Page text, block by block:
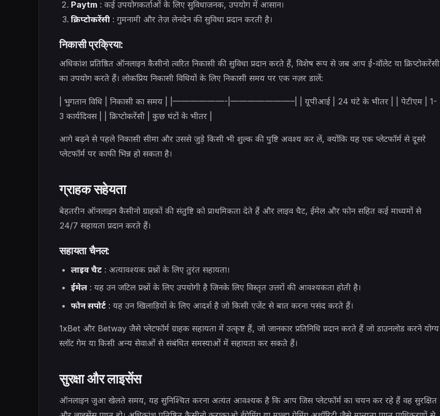
Paytm: कई उपयोगकर्ताओं के लिए सुविधाजनक, उपयोग में आसान।
क्रिप्टोकरेंसी: गुमनामी और तेज़ लेनदेन की सुविधा प्रदान करती है।
निकासी प्रक्रिया:
अधिकांश प्रतिष्ठित ऑनलाइन कैसीनो त्वरित निकासी की सुविधा प्रदान करते हैं, विशेष रूप से जब आप ई-वॉलेट या क्रिप्टोकरेंसी
का उपयोग करते हैं। लोकप्रिय निकासी विधियों के लिए निकासी समय पर एक नज़र डालें:
| भुगतान विधि | निकासी का समय | |——————-|———————–| | यूपीआई | 24 घंटे के भीतर | | पेटीएम | 1-
3 कार्यदिवस | | क्रिप्टोकरेंसी | कुछ घंटों के भीतर |
आगे बढ़ने से पहले निकासी सीमा और उससे जुड़े किसी भी शुल्क की पुष्टि अवश्य कर लें, क्योंकि यह एक प्लेटफॉर्म से दूसरे
प्लेटफॉर्म पर काफी भिन्न हो सकता है।
ग्राहक सहेयता
बेहतरीन ऑनलाइन कैसीनो ग्राहकों की संतुष्टि को प्राथमिकता देते हैं और लाइव चैट, ईमेल और फोन सहित कई माध्यमों से
24/7 सहायता प्रदान करते हैं।
सहायता चैनल:
लाइव चैट: अत्यावश्यक प्रश्नों के लिए तुरंत सहायता।
ईमेल: यह उन जटिल प्रश्नों के लिए उपयोगी है जिनके लिए विस्तृत उत्तरों की आवश्यकता होती है।
फोन सपोर्ट: यह उन खिलाड़ियों के लिए आदर्श है जो किसी एजेंट से बात करना पसंद करते हैं।
1xBet और Betway जैसे प्लेटफॉर्म ग्राहक सहायता में उत्कृष्ट हैं, जो जानकार प्रतिनिधि प्रदान करते हैं जो डाउनलोड करने योग्य
स्लॉट गेम या किसी अन्य सेवाओं से संबंधित समस्याओं में सहायता कर सकते हैं।
सुरक्षा और लाइसेंस
ऑनलाइन जुआ खेलते समय, यह सुनिश्चित करना अत्यंत आवश्यक है कि आप जिस प्लेटफॉर्म का चयन कर रहे हैं वह सुरक्षित